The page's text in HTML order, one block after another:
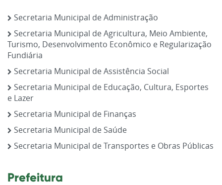
Secretaria Municipal de Administração
Secretaria Municipal de Agricultura, Meio Ambiente,
Turismo, Desenvolvimento Econômico e Regularização
Fundiária
Secretaria Municipal de Assistência Social
Secretaria Municipal de Educação, Cultura, Esportes
e Lazer
Secretaria Municipal de Finanças
Secretaria Municipal de Saúde
Secretaria Municipal de Transportes e Obras Públicas
Prefeitura